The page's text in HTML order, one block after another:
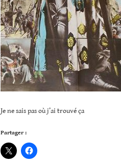
Je ne sais pas où j’ai trouvé ça
Partager :